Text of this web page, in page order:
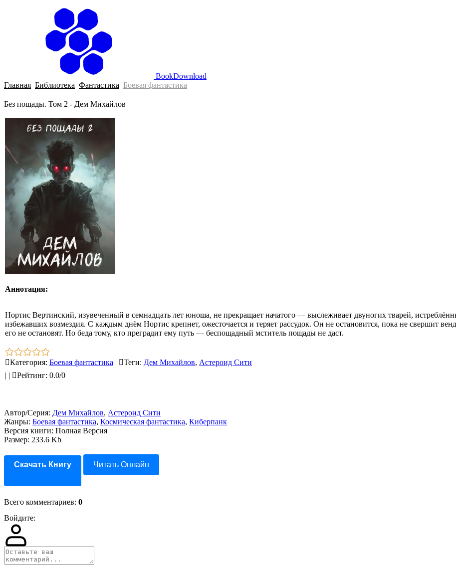
BookDownload
Главная Библиотека Фантастика Боевая фантастика
Без пощады. Том 2 - Дем Михайлов
Аннотация:
Нортис Вертинский, изувеченный в семнадцать лет юноша, не прекращает начатого — выслеживает двуногих тварей,
избежавших возмездия. С каждым днём Нортис крепнет, ожесточается и теряет рассудок. Он не остановится, пока не свершит
его не остановят. Но беда тому, кто преградит ему путь — беспощадный мститель пощады не даст.
Категория: Боевая фантастика | Теги: Дем Михайлов, Астероид Сити
| | Рейтинг: 0.0/0
Автор/Серия: Дем Михайлов, Астероид Сити
Жанры: Боевая фантастика, Космическая фантастика, Киберпанк
Версия книги: Полная Версия
Размер: 233.6 Kb
Скачать Книгу Читать Онлайн
Всего комментариев: 0
Войдите: